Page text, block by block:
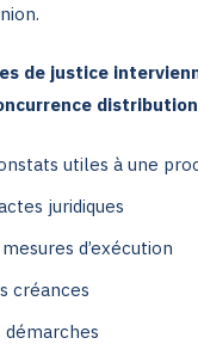
de justice
utiles à une
juridiques
d’exécution
créances
démarches